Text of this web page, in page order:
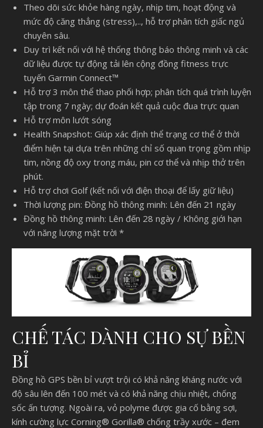
Theo dõi sức khỏe hàng ngày, nhịp tim, hoạt động và
mức độ căng thẳng (stress),.., hỗ trợ phân tích giấc ngủ
chuyên sâu.
Duy trì kết nối với hệ thống thông báo thông minh và các
dữ liệu được tự động tải lên cộng đồng fitness trực
tuyến Garmin Connect™
Hỗ trợ 3 môn thể thao phối hợp; phân tích quá trình luyện
tập trong 7 ngày; dự đoán kết quả cuộc đua trực quan
Hỗ trợ môn lướt sóng
Health Snapshot: Giúp xác định thể trạng cơ thể ở thời
điểm hiện tại dựa trên những chỉ số quan trọng gồm nhịp
tim, nồng độ oxy trong máu, pin cơ thể và nhịp thở trên
phút.
Hỗ trợ chơi Golf (kết nối với điện thoại để lấy giữ liệu)
Thời lượng pin: Đồng hồ thông minh: Lên đến 21 ngày
Đồng hồ thông minh: Lên đến 28 ngày / Không giới hạn
với năng lượng mặt trời *
CHẾ TÁC DÀNH CHO SỰ BỀN
BỈ
Đồng hồ GPS bền bỉ vượt trội có khả năng kháng nước với
độ sâu lên đến 100 mét và có khả năng chịu nhiệt, chống
sốc ấn tượng. Ngoài ra, vỏ polyme được gia cố bằng sợi,
kính cường lực Corning® Gorilla® chống trầy xước – đem